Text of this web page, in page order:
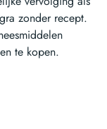
zonder recept.
te kopen.